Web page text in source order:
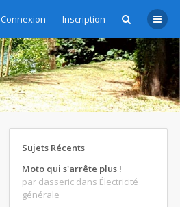
Connexion Inscription
Sujets Récents
Moto qui s'arrête plus !
par dasseric dans Électricité
générale